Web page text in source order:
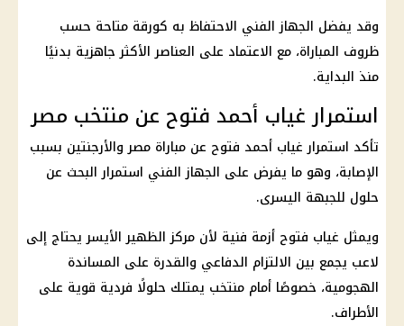
وقد يفضل الجهاز الفني الاحتفاظ به كورقة متاحة حسب
ظروف المباراة، مع الاعتماد على العناصر الأكثر جاهزية بدنيًا
منذ البداية.
استمرار غياب أحمد فتوح عن منتخب مصر
تأكد استمرار غياب أحمد فتوح عن مباراة مصر والأرجنتين بسبب
الإصابة، وهو ما يفرض على الجهاز الفني استمرار البحث عن
حلول للجبهة اليسرى.
ويمثل غياب فتوح أزمة فنية لأن مركز الظهير الأيسر يحتاج إلى
لاعب يجمع بين الالتزام الدفاعي والقدرة على المساندة
الهجومية، خصوصًا أمام منتخب يمتلك حلولًا فردية قوية على
الأطراف.